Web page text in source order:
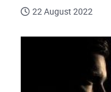
22 August 2022